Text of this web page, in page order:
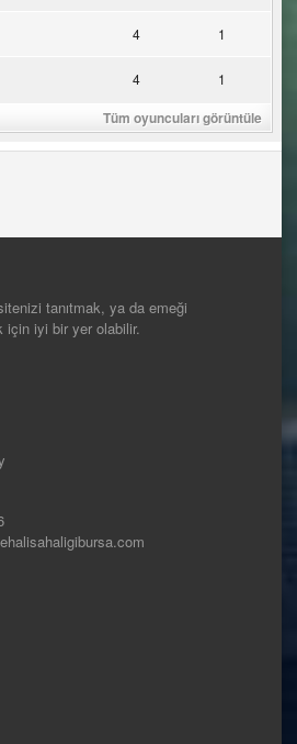
4 1
4 1
Tüm oyuncuları görüntüle
tanıtmak, ya da emeği
için iyi bir yer olabilir.